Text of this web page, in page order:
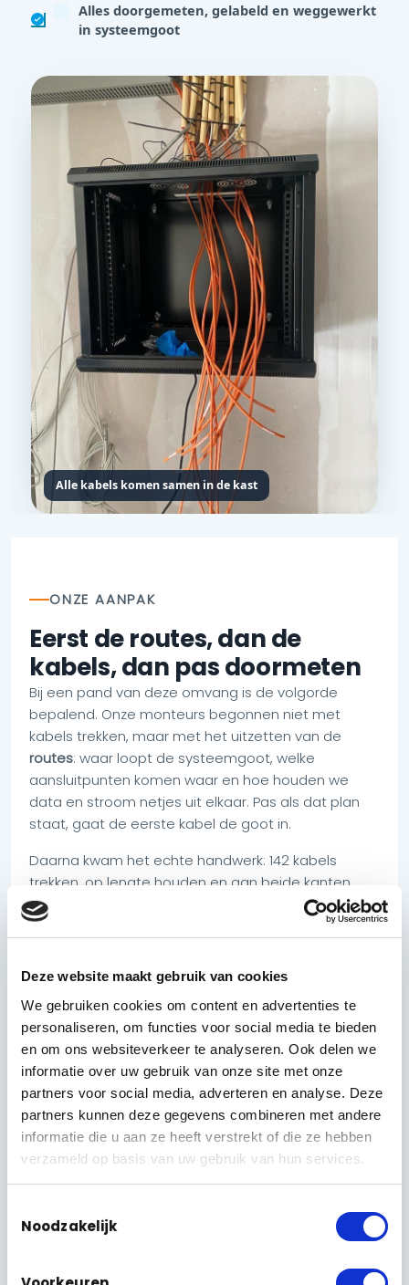
Deze website maakt gebruik van cookies
We gebruiken cookies om content en advertenties te
personaliseren, om functies voor social media te bieden
en om ons websiteverkeer te analyseren. Ook delen we
informatie over uw gebruik van onze site met onze
partners voor social media, adverteren en analyse. Deze
partners kunnen deze gegevens combineren met andere
informatie die u aan ze heeft verstrekt of die ze hebben
verzameld op basis van uw gebruik van hun services.
Noodzakelijk
Alles doorgemeten, gelabeld en weggewerkt
in systeemgoot
Alle kabels komen samen in de kast
ONZE AANPAK
Eerst de routes, dan de
kabels, dan pas doormeten
Bij een pand van deze omvang is de volgorde
bepalend. Onze monteurs begonnen niet met
kabels trekken, maar met het uitzetten van de
routes: waar loopt de systeemgoot, welke
aansluitpunten komen waar en hoe houden we
data en stroom netjes uit elkaar. Pas als dat plan
staat, gaat de eerste kabel de goot in.
Daarna kwam het echte handwerk: 142 kabels
trekken, op lengte houden en aan beide kanten
netjes afmonteren — in het pand op de
aansluitpunten en in de kast op de zes
per poort precies weet waar hij uitkomt. Rommelige
zoekwerk; dat laten wij niet gebeuren.
De laatste stap doen we bewust uitgebreid: elke
kabel wordtdoorgemeten. Een verbinding die op
papier klopt maar in de praktijk net te veel demping
heeft, valt precies op het verkeerde moment weg.
Daarom leveren we pas op als elk aansluitpunt
getest en goed bevonden is.
kan iedereen — hem onzichtbaar wegwerken,
labelen en doormeten, dat is het vak.